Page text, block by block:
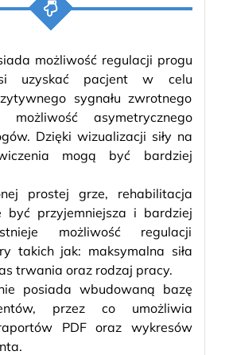
możliwość regulacji progu
uzyskać pacjent w celu
sygnału zwrotnego
asymetrycznego
Dzięki wizualizacji siły na
mogą być bardziej
prostej grze, rehabilitacja
być przyjemniejsza i bardziej
możliwość regulacji
takich jak: maksymalna siła
trwania oraz rodzaj pracy.
posiada wbudowaną bazę
przez co umożliwia
PDF oraz wykresów